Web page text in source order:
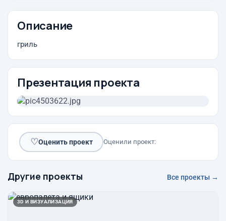
Описание
гриль
Презентация проекта
♡Оценить проект Оценили проект:
Другие проекты Все проекты →
3D И ВИЗУАЛИЗАЦИЯ